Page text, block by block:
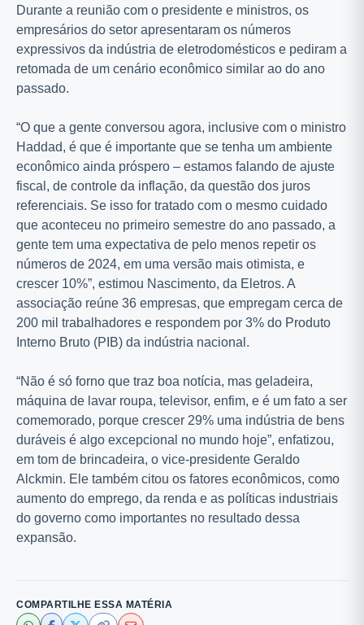
Durante a reunião com o presidente e ministros, os
empresários do setor apresentaram os números
expressivos da indústria de eletrodomésticos e pediram a
retomada de um cenário econômico similar ao do ano
passado.
“O que a gente conversou agora, inclusive com o ministro
Haddad, é que é importante que se tenha um ambiente
econômico ainda próspero – estamos falando de ajuste
fiscal, de controle da inflação, da questão dos juros
referenciais. Se isso for tratado com o mesmo cuidado
que aconteceu no primeiro semestre do ano passado, a
gente tem uma expectativa de pelo menos repetir os
números de 2024, em uma versão mais otimista, e
crescer 10%”, estimou Nascimento, da Eletros. A
associação reúne 36 empresas, que empregam cerca de
200 mil trabalhadores e respondem por 3% do Produto
Interno Bruto (PIB) da indústria nacional.
“Não é só forno que traz boa notícia, mas geladeira,
máquina de lavar roupa, televisor, enfim, e é um fato a ser
comemorado, porque crescer 29% uma indústria de bens
duráveis é algo excepcional no mundo hoje”, enfatizou,
em tom de brincadeira, o vice-presidente Geraldo
Alckmin. Ele também citou os fatores econômicos, como
aumento do emprego, da renda e as políticas industriais
do governo como importantes no resultado dessa
expansão.
COMPARTILHE ESSA MATÉRIA